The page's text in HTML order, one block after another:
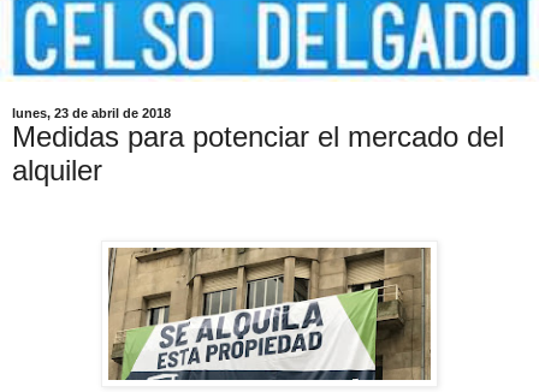
lunes, 23 de abril de 2018
Medidas para potenciar el mercado del
alquiler